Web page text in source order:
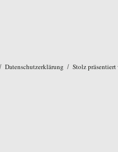
Datenschutzerklärung Stolz präsentiert